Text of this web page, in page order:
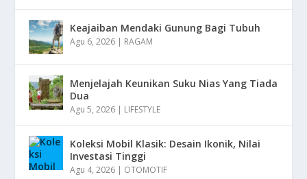
Keajaiban Mendaki Gunung Bagi Tubuh
Agu 6, 2026 | RAGAM
Menjelajah Keunikan Suku Nias Yang Tiada
Dua
Agu 5, 2026 | LIFESTYLE
Koleksi Mobil Klasik: Desain Ikonik, Nilai
Investasi Tinggi
Agu 4, 2026 | OTOMOTIF